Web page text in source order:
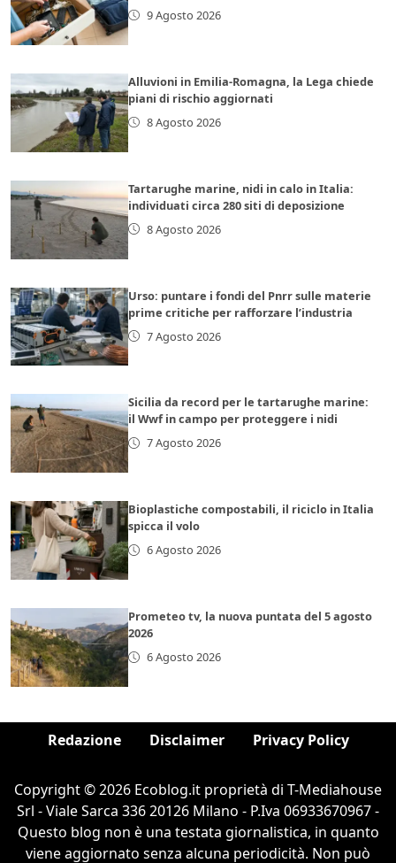
9 Agosto 2026
Alluvioni in Emilia-Romagna, la Lega chiede
piani di rischio aggiornati
8 Agosto 2026
Tartarughe marine, nidi in calo in Italia:
individuati circa 280 siti di deposizione
8 Agosto 2026
Urso: puntare i fondi del Pnrr sulle materie
prime critiche per rafforzare l’industria
7 Agosto 2026
Sicilia da record per le tartarughe marine:
il Wwf in campo per proteggere i nidi
7 Agosto 2026
Bioplastiche compostabili, il riciclo in Italia
spicca il volo
6 Agosto 2026
Prometeo tv, la nuova puntata del 5 agosto
2026
6 Agosto 2026
Redazione Disclaimer Privacy Policy
Copyright © 2026 Ecoblog.it proprietà di T-Mediahouse
Srl - Viale Sarca 336 20126 Milano - P.Iva 06933670967 -
Questo blog non è una testata giornalistica, in quanto
viene aggiornato senza alcuna periodicità. Non può